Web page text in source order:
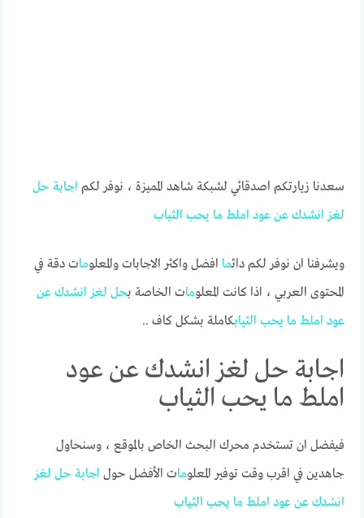
سعدنا زيارتكم اصدقائي لشبكة شاهد المميزة ، نوفر لكم اجابة حل
لغز انشدك عن عود املط ما يحب الثياب
ويشرفنا ان نوفر لكم دائما افضل واكثر الاجابات والمعلومات دقة في
المحتوى العربي ، اذا كانت المعلومات الخاصة بحل لغز انشدك عن
عود املط ما يحب الثيابكاملة بشكل كاف ..
اجابة حل لغز انشدك عن عود
املط ما يحب الثياب
فيفضل ان تستخدم محرك البحث الخاص بالموقع ، وسنحاول
جاهدين في اقرب وقت توفير المعلومات الأفضل حول اجابة حل لغز
انشدك عن عود املط ما يحب الثياب